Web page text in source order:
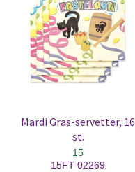
Mardi Gras-servetter, 16
st.
15
15FT-02269